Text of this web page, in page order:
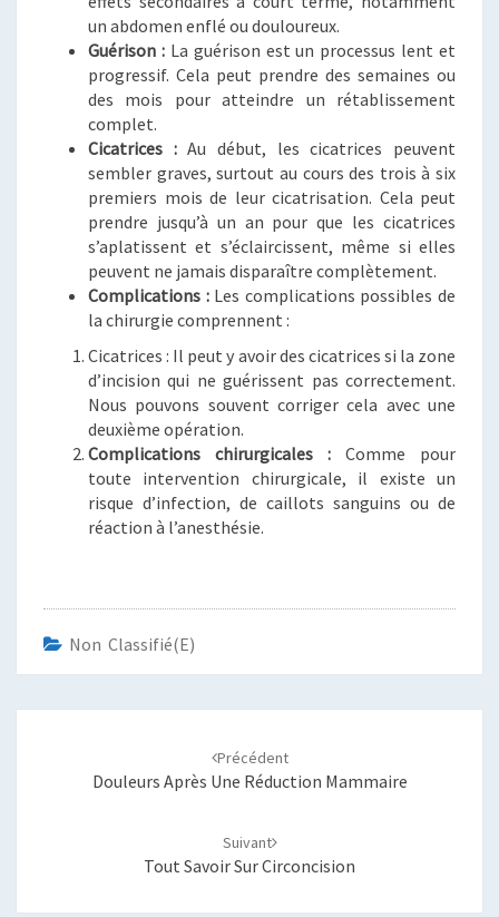
un abdomen enflé ou douloureux.
Guérison :La guérison est un processus lent et
progressif. Cela peut prendre des semaines ou
des mois pour atteindre un rétablissement
complet.
Cicatrices :Au début, les cicatrices peuvent
sembler graves, surtout au cours des trois à six
premiers mois de leur cicatrisation. Cela peut
prendre jusqu’à un an pour que les cicatrices
s’aplatissent et s’éclaircissent, même si elles
peuvent ne jamais disparaître complètement.
Complications :Les complications possibles de
la chirurgie comprennent :
Cicatrices : Il peut y avoir des cicatrices si la zone
d’incision qui ne guérissent pas correctement.
Nous pouvons souvent corriger cela avec une
deuxième opération.
Complications chirurgicales : Comme pour
toute intervention chirurgicale, il existe un
risque d’infection, de caillots sanguins ou de
réaction à l’anesthésie.
Non Classifié(e)
Précédent
Douleurs Après Une Réduction Mammaire
Suivant
Tout Savoir Sur Circoncision